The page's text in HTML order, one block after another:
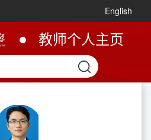
English
教师个人主页